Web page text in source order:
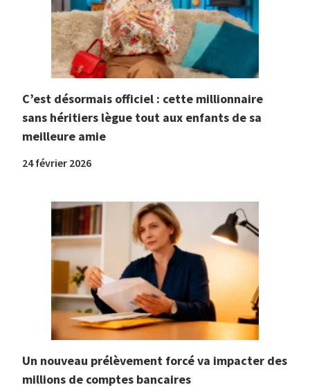
C’est désormais officiel : cette millionnaire
sans héritiers lègue tout aux enfants de sa
meilleure amie
24 février 2026
Un nouveau prélèvement forcé va impacter des
millions de comptes bancaires